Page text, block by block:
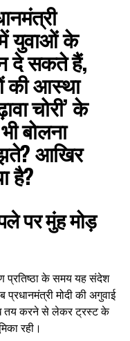
युवाओं के
दे सकते हैं,
की आस्था
चोरी’ के
बोलना
आखिर
है?
पर मुंह मोड़
प्रतिष्ठा के समय यह संदेश
मोदी की अगुवाई
तय करने से लेकर ट्रस्ट के
रही।